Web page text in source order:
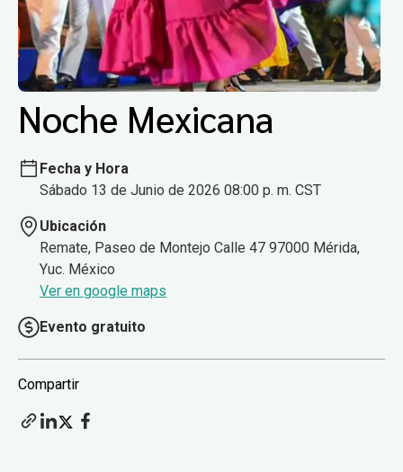
Noche Mexicana
Fecha y Hora
Sábado 13 de Junio de 2026 08:00 p. m. CST
Ubicación
Remate, Paseo de Montejo Calle 47 97000 Mérida,
Yuc. México
Ver en google maps
Evento gratuito
Compartir